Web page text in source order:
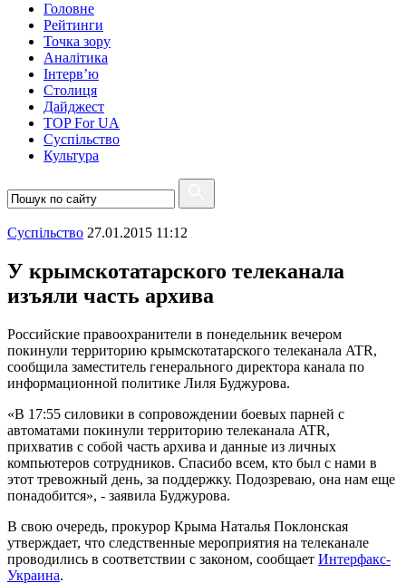
Головне
Рейтинги
Точка зору
Аналітика
Інтерв’ю
Столиця
Дайджест
TOP For UA
Суспiльство
Культура
Суспiльство 27.01.2015 11:12
У крымскотатарского телеканала
изъяли часть архива
Российские правоохранители в понедельник вечером
покинули территорию крымскотатарского телеканала ATR,
сообщила заместитель генерального директора канала по
информационной политике Лиля Буджурова.
«В 17:55 силовики в сопровождении боевых парней с
автоматами покинули территорию телеканала ATR,
прихватив с собой часть архива и данные из личных
компьютеров сотрудников. Спасибо всем, кто был с нами в
этот тревожный день, за поддержку. Подозреваю, она нам еще
понадобится», - заявила Буджурова.
В свою очередь, прокурор Крыма Наталья Поклонская
утверждает, что следственные мероприятия на телеканале
проводились в соответствии с законом, сообщает Интерфакс-
Украина.